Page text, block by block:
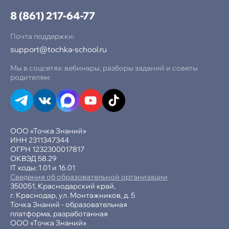
ООО «Точка Знаний»
ИНН 2311347344
ОГРН 1232300017817
ОКВЭД 58.29
IT коды: 1.01 и 16.01
Сведения об образовательной организации
350051, Краснодарский край,
г. Краснодар, ул. Монтажников, д. 5
Точка Знаний - образовательная
платформа, разработанная
ООО «Точка Знаний»
8 (861) 217-64-77
Почта поддержки:
support@tochka-school.ru
Мы в соцсетях: вебинары, разборы заданий и советы
родителям: